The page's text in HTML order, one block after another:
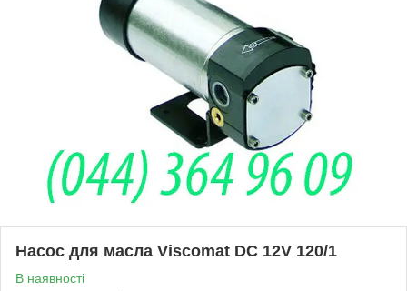
Насос для масла Viscomat DC 12V 120/1
В наявності